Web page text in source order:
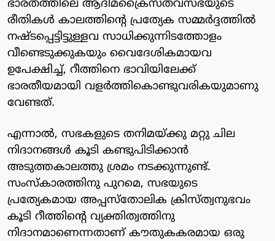
ഭാരതത്തിലെ ആദിമക്രൈസ്തവസഭയുടെ
രീതികള്‍ കാലത്തിന്റെ പ്രത്യേക സമ്മര്‍ദ്ദത്തില്‍
നഷ്ടപ്പെട്ടിട്ടുള്ളവ സാധിക്കുന്നിടത്തോളം
വീണ്ടെടുക്കുകയും വൈദേശികമായവ
ഉപേക്ഷിച്ച്, റീത്തിനെ ഭാവിയിലേക്ക്
ഭാരതീയമായി വളര്‍ത്തികൊണ്ടുവരികയുമാണു
വേണ്ടത്.
എന്നാല്‍, സഭകളുടെ തനിമയ്ക്കു മറ്റു ചില
നിദാനങ്ങള്‍ കൂടി കണ്ടുപിടിക്കാന്‍
അടുത്തകാലത്തു ശ്രമം നടക്കുന്നുണ്ട്.
സംസ്‌കാരത്തിനു പുറമെ, സഭയുടെ
പ്രത്യേകമായ അപ്പസ്‌തോലിക ക്രിസ്ത്വനുഭവം
കൂടി റീത്തിന്റെ വ്യക്തിത്വത്തിനു
നിദാനമാണെന്നതാണ് കൗതുകകരമായ ഒരു